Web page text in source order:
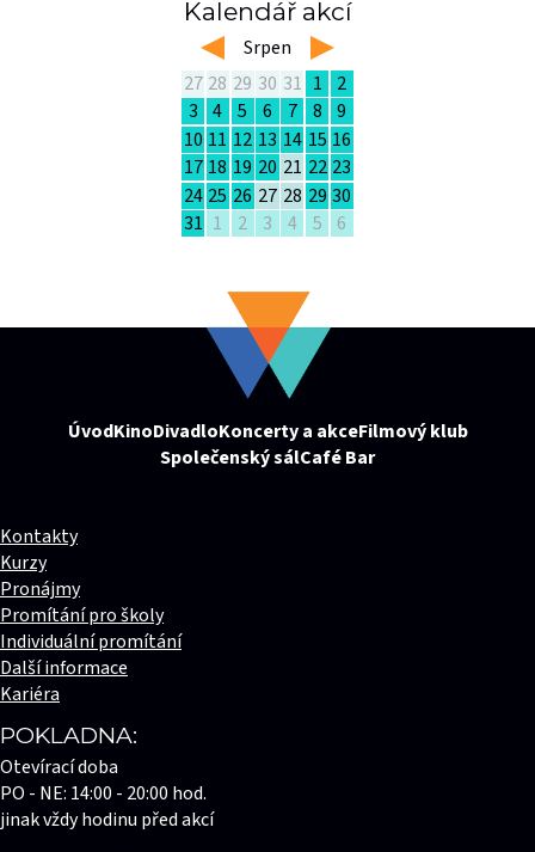
Kalendář akcí
left Srpen right
27 28 29 30 31 1
2
3
4 5 6 7 8
9
10 11 12 13 14 15 16
17 18 19 20 21 22 23
24 25 26 27 28 29 30
31 1 2 3 4 5 6
ÚvodKinoDivadloKoncerty a akceFilmový klub
Společenský sálCafé Bar
Kontakty
Kurzy
Pronájmy
Promítání pro školy
Individuální promítání
Další informace
Kariéra
POKLADNA:
Otevírací doba
PO - NE: 14:00 - 20:00 hod.
jinak vždy hodinu před akcí